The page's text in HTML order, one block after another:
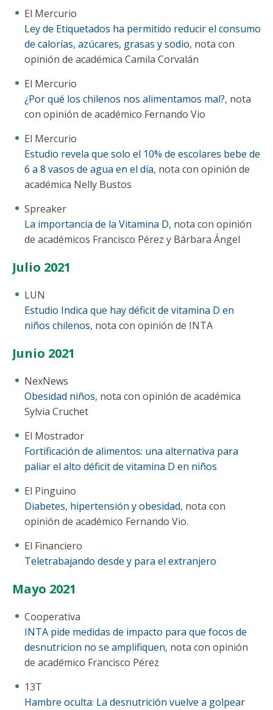
El Mercurio
Ley de Etiquetados ha permitido reducir el consumo
de calorías, azúcares, grasas y sodio, nota con
opinión de académica Camila Corvalán
El Mercurio
¿Por qué los chilenos nos alimentamos mal?, nota
con opinión de académico Fernando Vio
El Mercurio
Estudio revela que solo el 10% de escolares bebe de
6 a 8 vasos de agua en el día, nota con opinión de
académica Nelly Bustos
Spreaker
La importancia de la Vitamina D, nota con opinión
de académicos Francisco Pérez y Bárbara Ángel
Julio 2021
LUN
Estudio Indica que hay déficit de vitamina D en
niños chilenos, nota con opinión de INTA
Junio 2021
NexNews
Obesidad niños, nota con opinión de académica
Sylvia Cruchet
El Mostrador
Fortificación de alimentos: una alternativa para
paliar el alto déficit de vitamina D en niños
El Pinguino
Diabetes, hipertensión y obesidad, nota con
opinión de académico Fernando Vio.
El Financiero
Teletrabajando desde y para el extranjero
Mayo 2021
Cooperativa
INTA pide medidas de impacto para que focos de
desnutricion no se amplifiquen, nota con opinión
de académico Francisco Pérez
13T
Hambre oculta: La desnutrición vuelve a golpear